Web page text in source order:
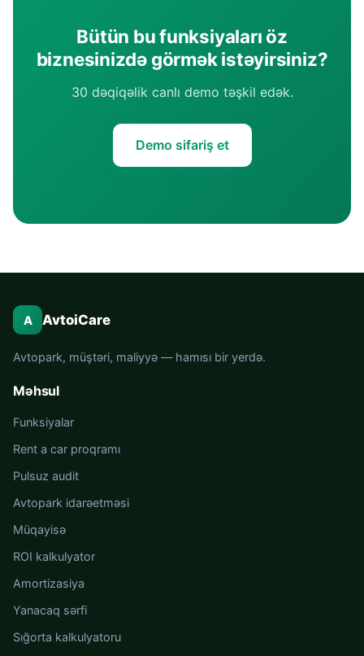
Bütün bu funksiyaları öz
biznesinizdə görmək istəyirsiniz?
30 dəqiqəlik canlı demo təşkil edək.
Demo sifariş et
A AvtoiCare
Avtopark, müştəri, maliyyə — hamısı bir yerdə.
Məhsul
Funksiyalar
Rent a car proqramı
Pulsuz audit
Avtopark idarəetməsi
Müqayisə
ROI kalkulyator
Amortizasiya
Yanacaq sərfi
Sığorta kalkulyatoru